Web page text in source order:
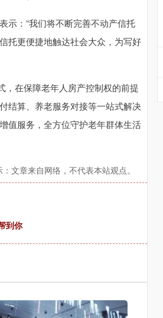
示：“我们将不断完善不动产信托
托更便捷地触达社会大众，为写好
，在保障老年人房产控制权的前提
结算、养老服务对接等一站式解决
值服务，全方位守护老年群体生活
文章来自网络，不代表本站观点。
到你